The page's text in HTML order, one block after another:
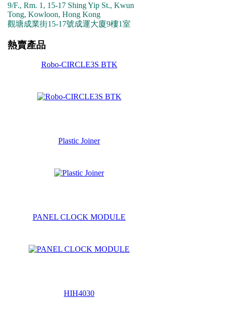
9/F., Rm. 1, 15-17 Shing Yip St., Kwun
Tong, Kowloon, Hong Kong
觀塘成業街15-17號成運大廈9樓1室
熱賣產品
Robo-CIRCLE3S BTK
Plastic Joiner
PANEL CLOCK MODULE
HIH4030